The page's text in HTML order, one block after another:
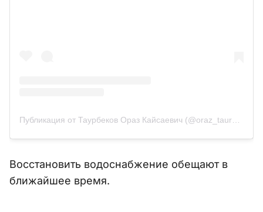
Публикация от Таурбеков Ораз Кайсаевич (@oraz_taurbekov)
Восстановить водоснабжение обещают в
ближайшее время.